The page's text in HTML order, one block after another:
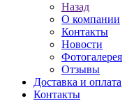
Назад
О компании
Контакты
Новости
Фотогалерея
Отзывы
Доставка и оплата
Контакты